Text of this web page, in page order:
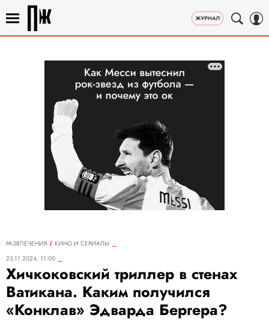
РАЗВЛЕЧЕНИЯ
КИНО И СЕРИАЛЫ
23.11.2024, 11:00
Хичкоковский триллер в стенах
Ватикана. Каким получился
«Конклав» Эдварда Бергера?